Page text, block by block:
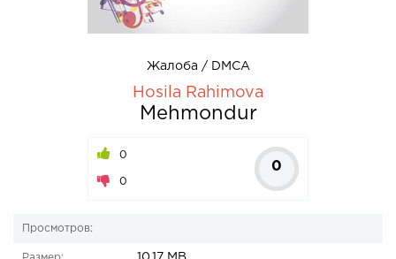
Жалоба / DMCA
Hosila Rahimova
Mehmondur
0
0
0
Просмотров: